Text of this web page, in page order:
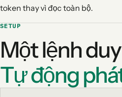
token thay vì đọc toàn bộ.
SETUP
Một lệnh
Tự động